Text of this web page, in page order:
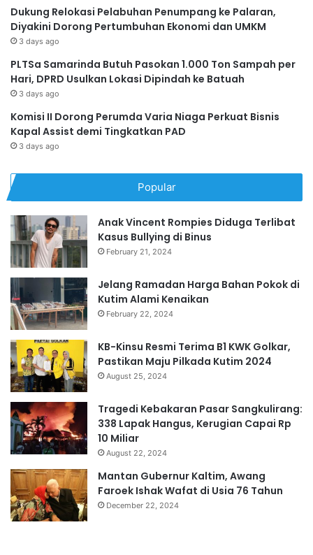
Dukung Relokasi Pelabuhan Penumpang ke Palaran,
Diyakini Dorong Pertumbuhan Ekonomi dan UMKM
3 days ago
PLTSa Samarinda Butuh Pasokan 1.000 Ton Sampah per
Hari, DPRD Usulkan Lokasi Dipindah ke Batuah
3 days ago
Komisi II Dorong Perumda Varia Niaga Perkuat Bisnis
Kapal Assist demi Tingkatkan PAD
3 days ago
Popular
Anak Vincent Rompies Diduga Terlibat
Kasus Bullying di Binus
February 21, 2024
Jelang Ramadan Harga Bahan Pokok di
Kutim Alami Kenaikan
February 22, 2024
KB-Kinsu Resmi Terima B1 KWK Golkar,
Pastikan Maju Pilkada Kutim 2024
August 25, 2024
Tragedi Kebakaran Pasar Sangkulirang:
338 Lapak Hangus, Kerugian Capai Rp
10 Miliar
August 22, 2024
Mantan Gubernur Kaltim, Awang
Faroek Ishak Wafat di Usia 76 Tahun
December 22, 2024